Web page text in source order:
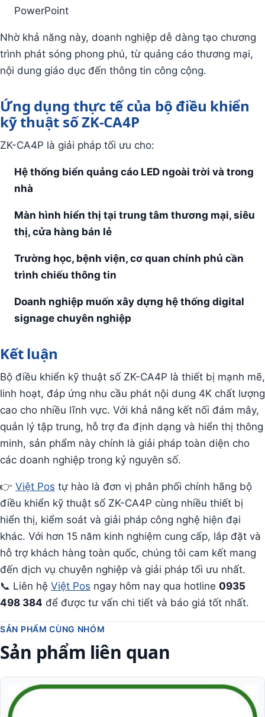
PowerPoint
Nhờ khả năng này, doanh nghiệp dễ dàng tạo chương
trình phát sóng phong phú, từ quảng cáo thương mại,
nội dung giáo dục đến thông tin công cộng.
Ứng dụng thực tế của bộ điều khiển
kỹ thuật số ZK-CA4P
ZK-CA4P là giải pháp tối ưu cho:
Hệ thống biển quảng cáo LED ngoài trời và trong
nhà
Màn hình hiển thị tại trung tâm thương mại, siêu
thị, cửa hàng bán lẻ
Trường học, bệnh viện, cơ quan chính phủ cần
trình chiếu thông tin
Doanh nghiệp muốn xây dựng hệ thống digital
signage chuyên nghiệp
Kết luận
Bộ điều khiển kỹ thuật số ZK-CA4P là thiết bị mạnh mẽ,
linh hoạt, đáp ứng nhu cầu phát nội dung 4K chất lượng
cao cho nhiều lĩnh vực. Với khả năng kết nối đám mây,
quản lý tập trung, hỗ trợ đa định dạng và hiển thị thông
minh, sản phẩm này chính là giải pháp toàn diện cho
các doanh nghiệp trong kỷ nguyên số.
👉 Việt Pos tự hào là đơn vị phân phối chính hãng bộ
điều khiển kỹ thuật số ZK-CA4P cùng nhiều thiết bị
hiển thị, kiểm soát và giải pháp công nghệ hiện đại
khác. Với hơn 15 năm kinh nghiệm cung cấp, lắp đặt và
hỗ trợ khách hàng toàn quốc, chúng tôi cam kết mang
đến dịch vụ chuyên nghiệp và giải pháp tối ưu nhất.
📞 Liên hệ Việt Pos ngay hôm nay qua hotline 0935
498 384 để được tư vấn chi tiết và báo giá tốt nhất.
SẢN PHẨM CÙNG NHÓM
Sản phẩm liên quan